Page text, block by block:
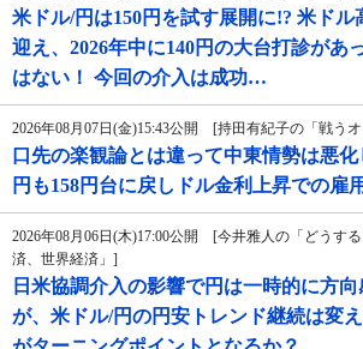
米ドル/円は150円を試す展開に!? 米ドル
迎え、2026年中に140円の大台打診があ
はない！ 今回の介入は成功…
2026年08月07日(金)15:43公開 [持田有紀子の「戦う
口先の楽観論とは違って中東情勢は悪
円も158円台に戻しドル金利上昇での雇
2026年08月06日(木)17:00公開 [今井雅人の「どうす
済、世界経済」]
日米協調介入の影響で円は一時的に方
が、米ドル/円の円安トレンド継続は変